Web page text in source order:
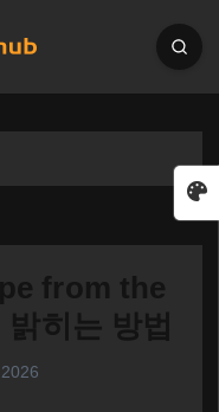
from the
히는 방법